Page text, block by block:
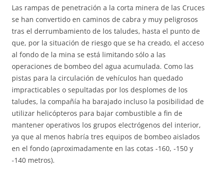
Las rampas de penetración a la corta minera de las Cruces
se han convertido en caminos de cabra y muy peligrosos
tras el derrumbamiento de los taludes, hasta el punto de
que, por la situación de riesgo que se ha creado, el acceso
al fondo de la mina se está limitando sólo a las
operaciones de bombeo del agua acumulada. Como las
pistas para la circulación de vehículos han quedado
impracticables o sepultadas por los desplomes de los
taludes, la compañía ha barajado incluso la posibilidad de
utilizar helicópteros para bajar combustible a fin de
mantener operativos los grupos electrógenos del interior,
ya que al menos habría tres equipos de bombeo aislados
en el fondo (aproximadamente en las cotas -160, -150 y
-140 metros).